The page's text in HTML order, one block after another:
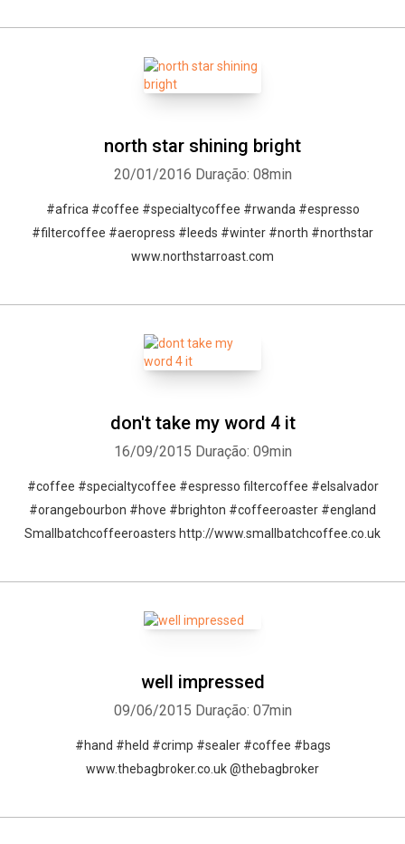
north star shining bright
20/01/2016 Duração: 08min
#africa #coffee #specialtycoffee #rwanda #espresso
#filtercoffee #aeropress #leeds #winter #north #northstar
www.northstarroast.com
don't take my word 4 it
16/09/2015 Duração: 09min
#coffee #specialtycoffee #espresso filtercoffee #elsalvador
#orangebourbon #hove #brighton #coffeeroaster #england
Smallbatchcoffeeroasters http://www.smallbatchcoffee.co.uk
well impressed
09/06/2015 Duração: 07min
#hand #held #crimp #sealer #coffee #bags
www.thebagbroker.co.uk @thebagbroker